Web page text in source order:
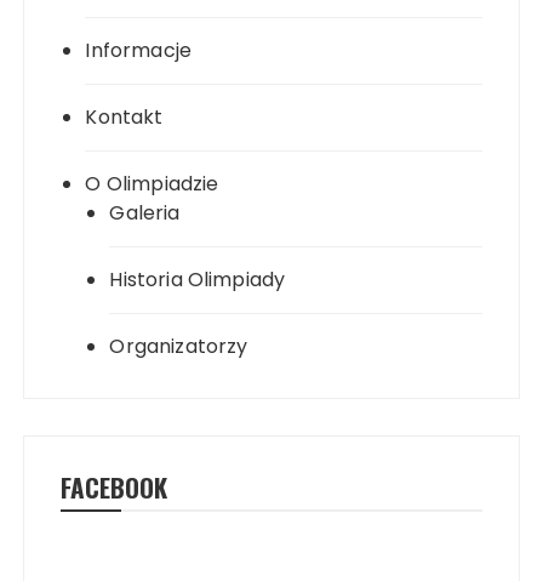
Informacje
Kontakt
O Olimpiadzie
Galeria
Historia Olimpiady
Organizatorzy
FACEBOOK